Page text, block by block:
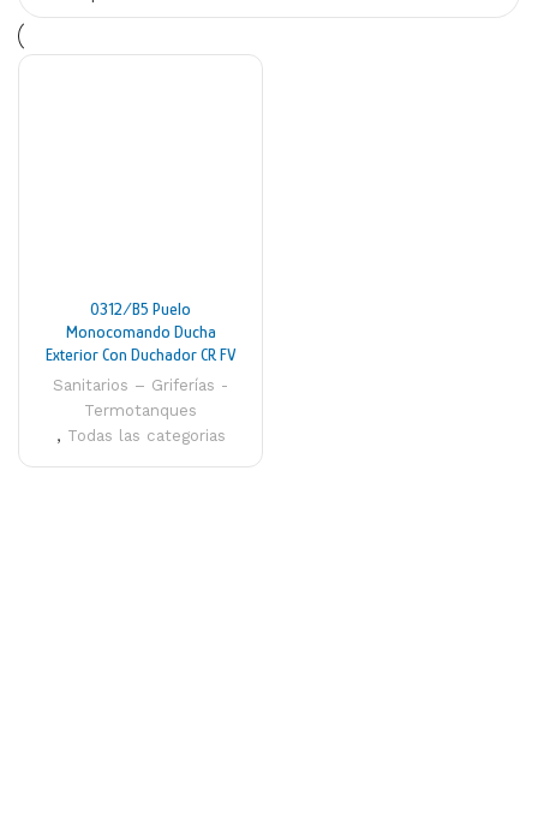
0312/B5 Puelo
Monocomando Ducha
Exterior Con Duchador CR FV
Sanitarios – Griferías -
Termotanques
, Todas las categorias